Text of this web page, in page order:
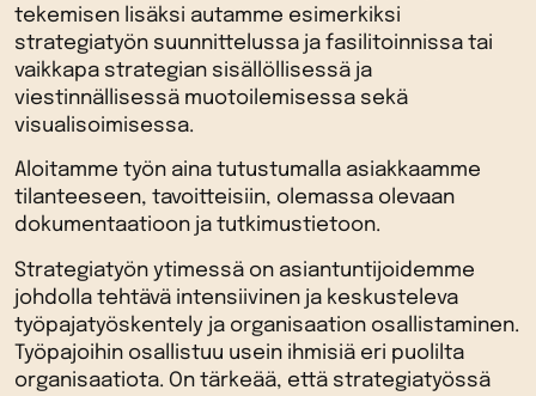
tekemisen lisäksi autamme esimerkiksi
strategiatyön suunnittelussa ja fasilitoinnissa tai
vaikkapa strategian sisällöllisessä ja
viestinnällisessä muotoilemisessa sekä
visualisoimisessa.
Aloitamme työn aina tutustumalla asiakkaamme
tilanteeseen, tavoitteisiin, olemassa olevaan
dokumentaatioon ja tutkimustietoon.
Strategiatyön ytimessä on asiantuntijoidemme
johdolla tehtävä intensiivinen ja keskusteleva
työpajatyöskentely ja organisaation osallistaminen.
Työpajoihin osallistuu usein ihmisiä eri puolilta
organisaatiota. On tärkeää, että strategiatyössä